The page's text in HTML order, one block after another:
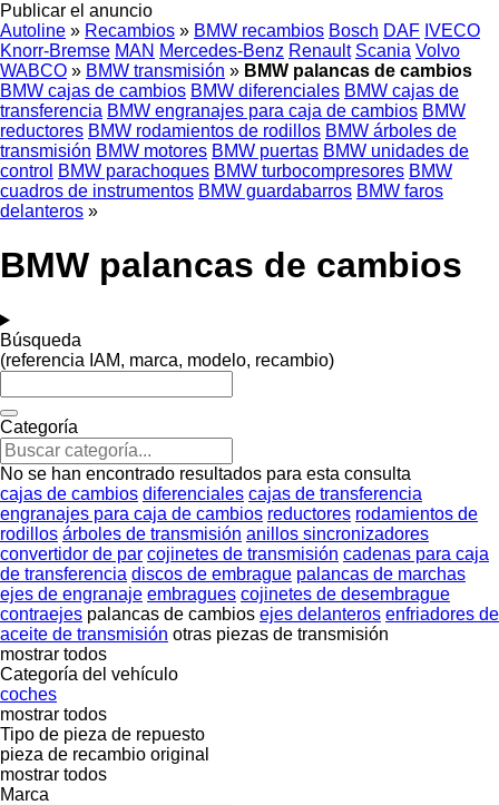
Publicar el anuncio
Autoline » Recambios » BMW recambios Bosch DAF IVECO
Knorr-Bremse MAN Mercedes-Benz Renault Scania Volvo
WABCO » BMW transmisión » BMW palancas de cambios
BMW cajas de cambios BMW diferenciales BMW cajas de
transferencia BMW engranajes para caja de cambios BMW
reductores BMW rodamientos de rodillos BMW árboles de
transmisión BMW motores BMW puertas BMW unidades de
control BMW parachoques BMW turbocompresores BMW
cuadros de instrumentos BMW guardabarros BMW faros
delanteros »
BMW palancas de cambios
Búsqueda
(referencia IAM, marca, modelo, recambio)
Categoría
No se han encontrado resultados para esta consulta
cajas de cambios diferenciales cajas de transferencia
engranajes para caja de cambios reductores rodamientos de
rodillos árboles de transmisión anillos sincronizadores
convertidor de par cojinetes de transmisión cadenas para caja
de transferencia discos de embrague palancas de marchas
ejes de engranaje embragues cojinetes de desembrague
contraejes palancas de cambios ejes delanteros enfriadores de
aceite de transmisión otras piezas de transmisión
mostrar todos
Categoría del vehículo
coches
mostrar todos
Tipo de pieza de repuesto
pieza de recambio original
mostrar todos
Marca